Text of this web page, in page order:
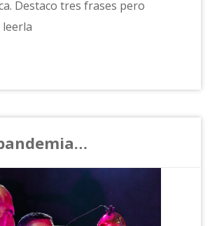
Destaco tres frases pero
leerla